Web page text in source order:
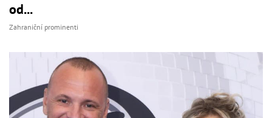
od...
Zahraniční prominenti